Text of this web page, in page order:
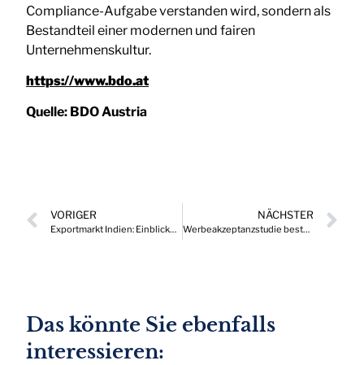
Compliance-Aufgabe verstanden wird, sondern als
Bestandteil einer modernen und fairen
Unternehmenskultur.
https://www.bdo.at
Quelle: BDO Austria
VORIGER
Exportmarkt Indien: Einblicke in Normung, Regulierung und Marktzugang
NÄCHSTER
Werbeakzeptanzstudie bestätigt internationale Trends für Österreich
Das könnte Sie ebenfalls
interessieren: